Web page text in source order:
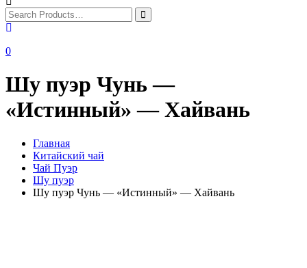
0
Шу пуэр Чунь —
«Истинный» — Хайвань
Главная
Китайский чай
Чай Пуэр
Шу пуэр
Шу пуэр Чунь — «Истинный» — Хайвань